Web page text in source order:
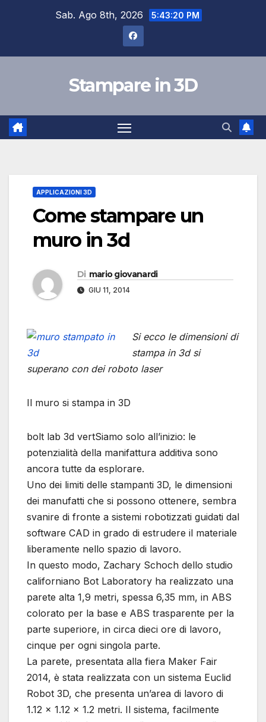
Sab. Ago 8th, 2026 5:43:20 PM
Stampare in 3D
APPLICAZIONI 3D
Come stampare un
muro in 3d
Di mario giovanardi
GIU 11, 2014
Si ecco le dimensioni di
stampa in 3d si
superano con dei roboto laser
Il muro si stampa in 3D
bolt lab 3d vertSiamo solo all’inizio: le
potenzialità della manifattura additiva sono
ancora tutte da esplorare.
Uno dei limiti delle stampanti 3D, le dimensioni
dei manufatti che si possono ottenere, sembra
svanire di fronte a sistemi robotizzati guidati dal
software CAD in grado di estrudere il materiale
liberamente nello spazio di lavoro.
In questo modo, Zachary Schoch dello studio
californiano Bot Laboratory ha realizzato una
parete alta 1,9 metri, spessa 6,35 mm, in ABS
colorato per la base e ABS trasparente per la
parte superiore, in circa dieci ore di lavoro,
cinque per ogni singola parte.
La parete, presentata alla fiera Maker Fair
2014, è stata realizzata con un sistema Euclid
Robot 3D, che presenta un’area di lavoro di
1.12 x 1.12 x 1.2 metri. Il sistema, facilmente